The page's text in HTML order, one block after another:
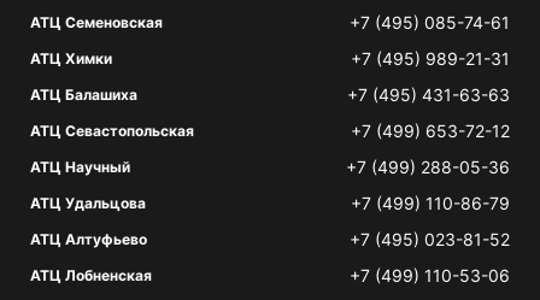
АТЦ Семеновская +7 (495) 085-74-61
АТЦ Химки +7 (495) 989-21-31
АТЦ Балашиха +7 (495) 431-63-63
АТЦ Севастопольская +7 (499) 653-72-12
АТЦ Научный +7 (499) 288-05-36
АТЦ Удальцова +7 (499) 110-86-79
АТЦ Алтуфьево +7 (495) 023-81-52
АТЦ Лобненская +7 (499) 110-53-06